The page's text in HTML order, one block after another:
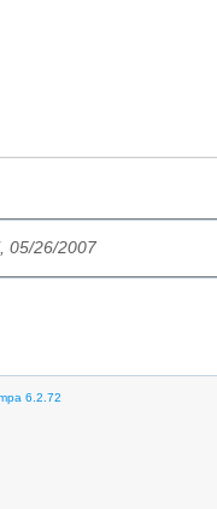
05/26/2007
6.2.72